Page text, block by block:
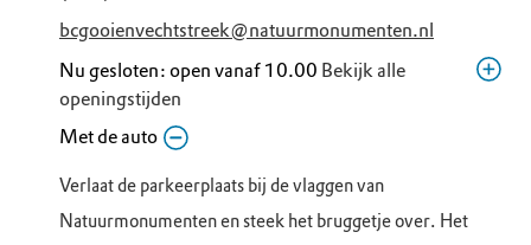
bcgooienvechtstreek@natuurmonumenten.nl
Nu gesloten: open vanaf 10.00 Bekijk alle
openingstijden
Donderdag
Met de auto
Verlaat de parkeerplaats bij de vlaggen van
Natuurmonumenten en steek het bruggetje over. Het